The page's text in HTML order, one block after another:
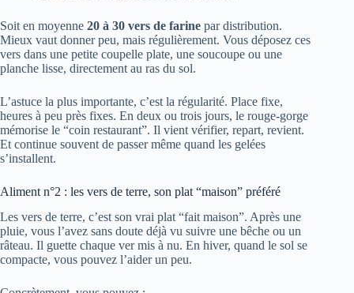
Soit en moyenne 20 à 30 vers de farine par distribution.
Mieux vaut donner peu, mais régulièrement. Vous déposez ces
vers dans une petite coupelle plate, une soucoupe ou une
planche lisse, directement au ras du sol.
L’astuce la plus importante, c’est la régularité. Place fixe,
heures à peu près fixes. En deux ou trois jours, le rouge-gorge
mémorise le “coin restaurant”. Il vient vérifier, repart, revient.
Et continue souvent de passer même quand les gelées
s’installent.
Aliment n°2 : les vers de terre, son plat “maison” préféré
Les vers de terre, c’est son vrai plat “fait maison”. Après une
pluie, vous l’avez sans doute déjà vu suivre une bêche ou un
râteau. Il guette chaque ver mis à nu. En hiver, quand le sol se
compacte, vous pouvez l’aider un peu.